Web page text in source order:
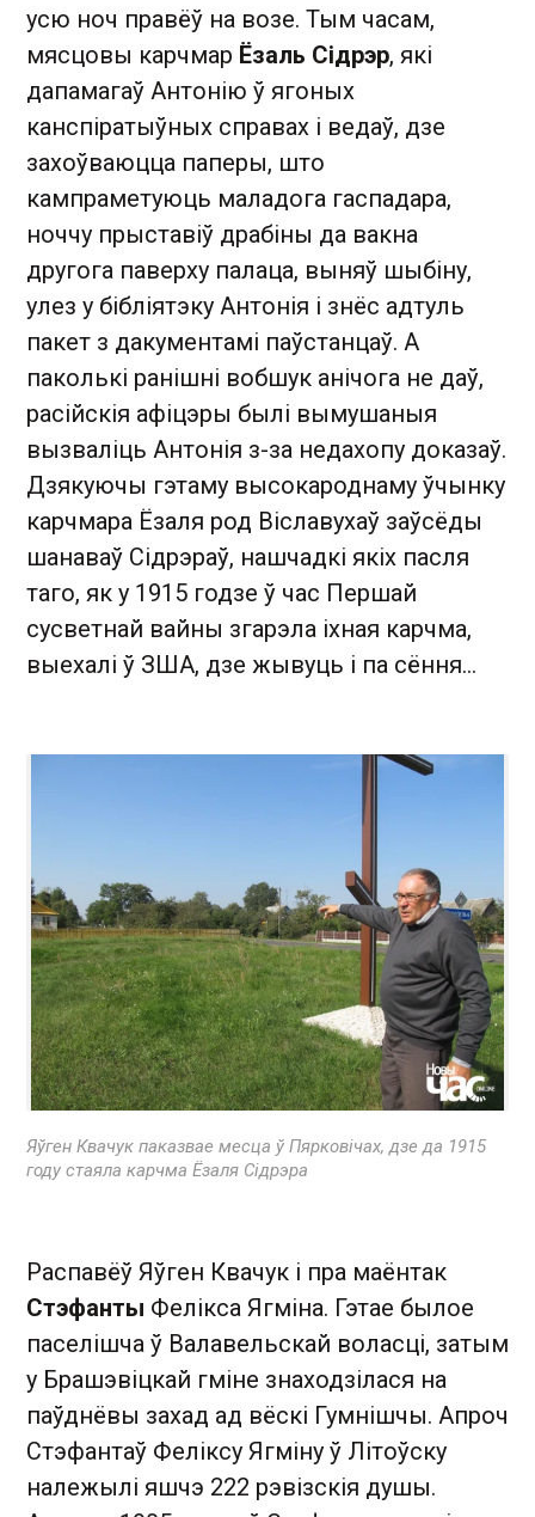
усю ноч правёў на возе. Тым часам,
мясцовы карчмар Ёзаль Сідрэр, які
дапамагаў Антонію ў ягоных
канспіратыўных справах і ведаў, дзе
захоўваюцца паперы, што
кампраметуюць маладога гаспадара,
ноччу прыставіў драбіны да вакна
другога паверху палаца, выняў шыбіну,
улез у бібліятэку Антонія і знёс адтуль
пакет з дакументамі паўстанцаў. А
паколькі ранішні вобшук анічога не даў,
расійскія афіцэры былі вымушаныя
вызваліць Антонія з-за недахопу доказаў.
Дзякуючы гэтаму высокароднаму ўчынку
карчмара Ёзаля род Віславухаў заўсёды
шанаваў Сідрэраў, нашчадкі якіх пасля
таго, як у 1915 годзе ў час Першай
сусветнай вайны згарэла іхная карчма,
выехалі ў ЗША, дзе жывуць і па сёння…
Яўген Квачук паказвае месца ў Пярковічах, дзе да 1915
году стаяла карчма Ёзаля Сідрэра
Распавёў Яўген Квачук і пра маёнтак
Стэфанты Фелікса Ягміна. Гэтае былое
паселішча ў Валавельскай воласці, затым
у Брашэвіцкай гміне знаходзілася на
паўднёвы захад ад вёскі Гумнішчы. Апроч
Стэфантаў Феліксу Ягміну ў Літоўску
належылі яшчэ 222 рэвізскія душы.